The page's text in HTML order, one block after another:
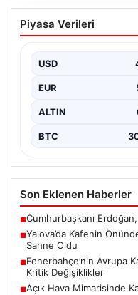
Yalova’da
Komik ve Gergin
Mahallesi Ufuk
Piyasa Verileri
USD
EUR
ALTIN
BTC
Son Eklenen Haberler
■Cumhurbaşkanı
■Yalova’da Kafenin
Sahne Oldu
■Fenerbahçe’nin Avrupa
Kritik Değişiklikler
■Açık Hava Mimarisinde